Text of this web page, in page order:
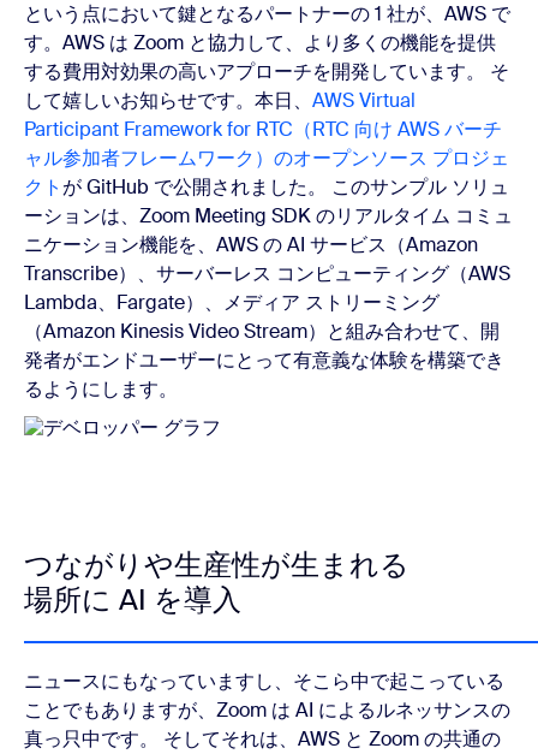
という点において鍵となるパートナーの 1 社が、AWS で
す。AWS は Zoom と協力して、より多くの機能を提供
する費用対効果の高いアプローチを開発しています。 そ
して嬉しいお知らせです。本日、 AWS Virtual
Participant Framework for RTC（RTC 向け AWS バーチ
ャル参加者フレームワーク）のオープンソース プロジェ
クト が GitHub で公開されました。 このサンプル ソリュ
ーションは、Zoom Meeting SDK のリアルタイム コミュ
ニケーション機能を、AWS の AI サービス（Amazon
Transcribe）、サーバーレス コンピューティング（AWS
Lambda、Fargate）、メディア ストリーミング
（Amazon Kinesis Video Stream）と組み合わせて、開
発者がエンドユーザーにとって有意義な体験を構築でき
るようにします。
つながりや生産性が生まれる
場所に AI を導入
ニュースにもなっていますし、そこら中で起こっている
ことでもありますが、Zoom は AI によるルネッサンスの
真っ只中です。 そしてそれは、AWS と Zoom の共通の